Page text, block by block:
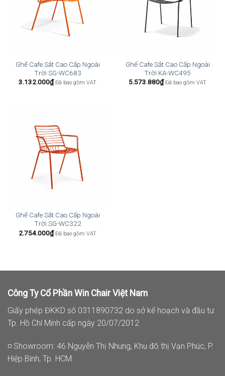
Ghế Cafe Sắt Cao Cấp Ngoài
Trời SG-WC683
3.132.000₫ Đã bao gồm VAT
Ghế Cafe Sắt Cao Cấp Ngoài
Trời KA-WC495
5.573.880₫ Đã bao gồm VAT
Ghế Cafe Sắt Cao Cấp Ngoài
Trời SG-WC322
2.754.000₫ Đã bao gồm VAT
Công Ty Cổ Phần Win Chair Việt Nam
Giấy phép ĐKKD số 0311890732 do sở kế hoạch và đầu tư
Tp. Hồ Chí Minh cấp ngày 20/07/2012
◽ Showroom: 46 Nguyễn Thị Nhung, Khu đô thị Vạn Phúc, P.
Hiệp Bình, Tp. HCM